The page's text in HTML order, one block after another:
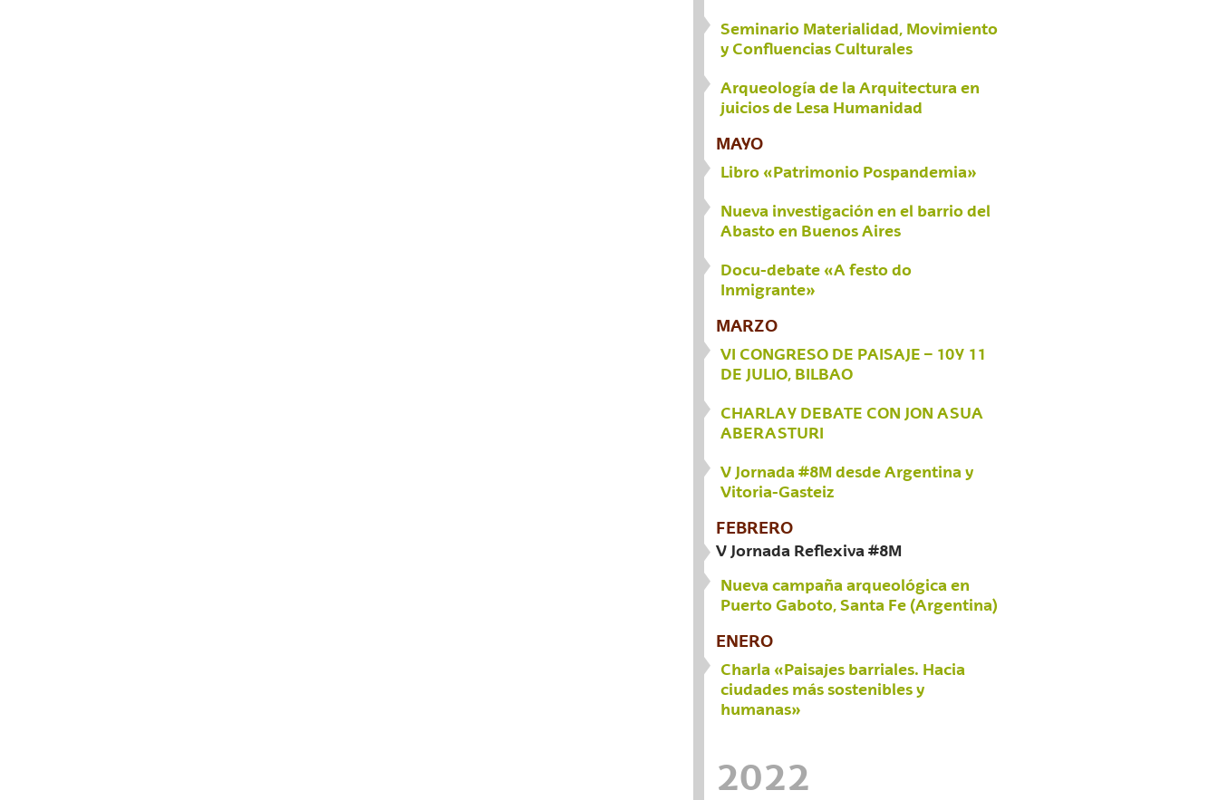
Seminario Materialidad, Movimiento
y Confluencias Culturales
Arqueología de la Arquitectura en
juicios de Lesa Humanidad
MAYO
Libro «Patrimonio Pospandemia»
Nueva investigación en el barrio del
Abasto en Buenos Aires
Docu-debate «A festo do
Inmigrante»
MARZO
VI CONGRESO DE PAISAJE – 10 Y 11
DE JULIO, BILBAO
CHARLA Y DEBATE CON JON ASUA
ABERASTURI
V Jornada #8M desde Argentina y
Vitoria-Gasteiz
FEBRERO
V Jornada Reflexiva #8M
Nueva campaña arqueológica en
Puerto Gaboto, Santa Fe (Argentina)
ENERO
Charla «Paisajes barriales. Hacia
ciudades más sostenibles y
humanas»
2022